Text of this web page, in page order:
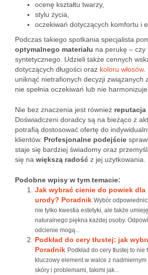
ocenę kształtu twarzy,
stylu życia,
oczekiwań dotyczących komfortu i
Podczas takiego spotkania specjalista
optymalnego materiału na perukę –
syntetycznego. Udzieli także cennych
dotyczących długości oraz koloru włosów.
uniknąć nietrafionych decyzji związanych
nie spełnia oczekiwań lub nie
Nie bez znaczenia jest również reputacja
Doświadczeni doradcy są na bieżąco z
potrafią dostosować ofertę do
klientów. Profesjonalne podejście
staje się bardziej świadomy oraz
się na większą radość z jej użytkowania.
Podobne wpisy w tym temacie:
Jak wybrać cienie do powiek
urody? Poradnik Wybór
nie tylko kwestia estetyki, ale także
naturalnego piękna każdej osoby.
odcienie mogą...
Podkład do cery tłustej: jak
Poradnik Podkład do cery tłustej to
kluczowy element w walce z nadmiernym
skóry i problemami, takimi jak...